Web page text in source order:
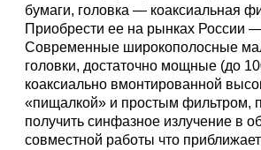
бумаги, головка — коаксиальная
Приобрести ее на рынках России
Современные широкополосные
головки, достаточно мощные (до
коаксиально вмонтированной
«пищалкой» и простым фильтром,
получить синфазное излучение в
совместной работы что приближает